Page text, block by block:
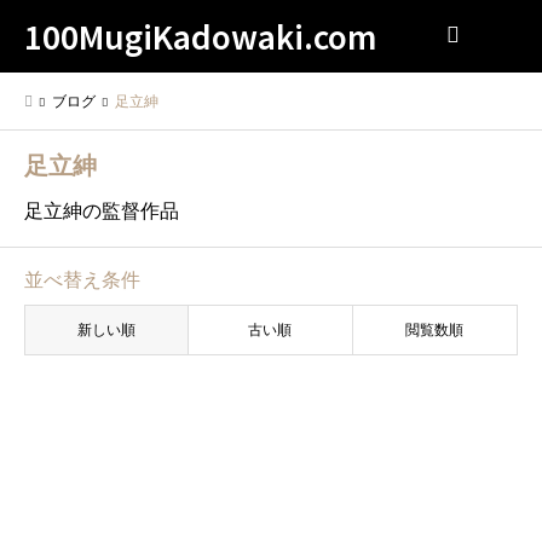
100MugiKadowaki.com
ブログ 足立紳
足立紳
足立紳の監督作品
並べ替え条件
新しい順 古い順 閲覧数順